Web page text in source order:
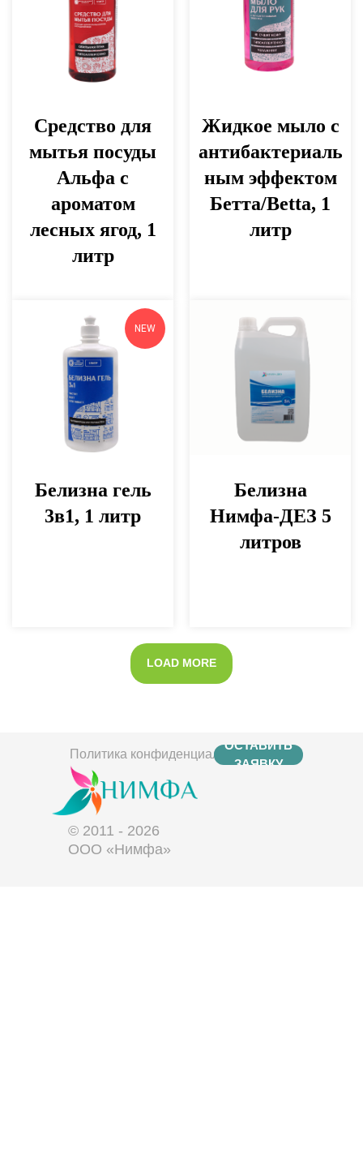
Средство для
мытья посуды
Альфа с
ароматом
лесных ягод, 1
литр
Жидкое мыло с
антибактериаль
ным эффектом
Бетта/Betta, 1
литр
NEW
Белизна гель
3в1, 1 литр
Белизна
Нимфа-ДЕЗ 5
литров
LOAD MORE
Политика конфиденциальности
© 2011 - 2026
ООО «Нимфа»
ОСТАВИТЬ
ЗАЯВКУ